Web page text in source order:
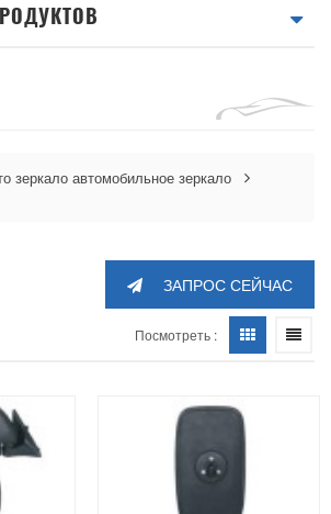
зеркало автомобильное зеркало
ЗАПРОС СЕЙЧАС
Посмотреть :